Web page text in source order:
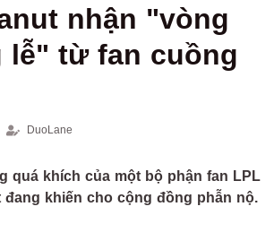
nhận "vòng
lễ" từ fan cuồng
DuoLane
quá khích của một bộ phận fan LPL
đang khiến cho cộng đồng phẫn nộ.